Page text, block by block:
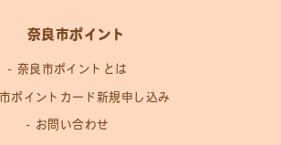
奈良市ポイント
奈良市ポイントとは
ポイントカード新規申し込み
お問い合わせ